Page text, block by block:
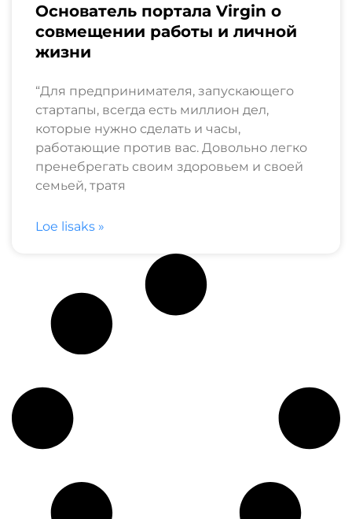
Основатель портала Virgin о
совмещении работы и личной
жизни
“Для предпринимателя, запускающего
стартапы, всегда есть миллион дел,
которые нужно сделать и часы,
работающие против вас. Довольно легко
пренебрегать своим здоровьем и своей
семьей, тратя
Loe lisaks »